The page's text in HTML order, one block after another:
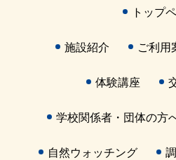
トップ
施設紹介 ご利用
体験講座
学校関係者・団体の方
自然ウォッチング